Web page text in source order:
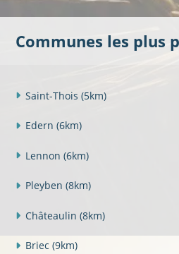
Communes les plus
Saint-Thois (5km)
Edern (6km)
Lennon (6km)
Pleyben (8km)
Châteaulin (8km)
Briec (9km)